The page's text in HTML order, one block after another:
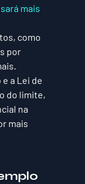
mais
como
por
a Lei de
do limite,
na
mais